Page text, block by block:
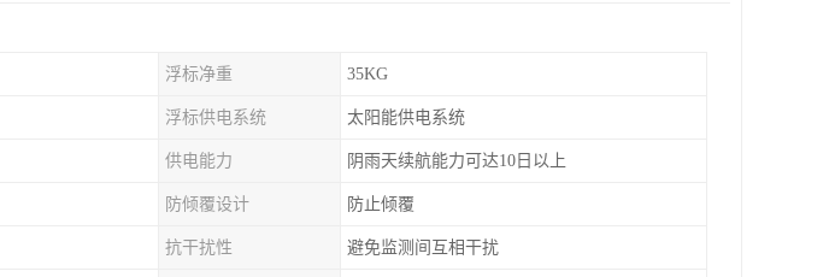
浮标净重 35KG
浮标供电系统 太阳能供电系统
供电能力 阴雨天续航能力可达10日以上
防倾覆设计 防止倾覆
抗干扰性 避免监测间互相干扰